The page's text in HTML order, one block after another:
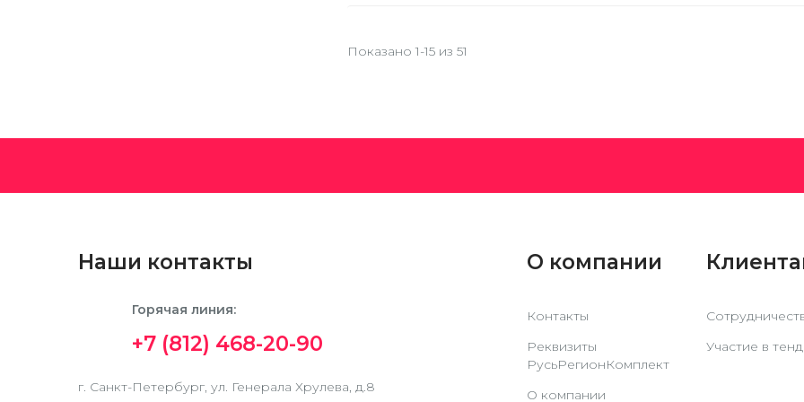
Показано 1-15 из 51
Наши контакты
Горячая линия:
+7 (812) 468-20-90
г. Санкт-Петербург, ул. Генерала Хрулева, д.8
О компании
Контакты
Реквизиты
РусьРегионКомплект
О компании
Участие в